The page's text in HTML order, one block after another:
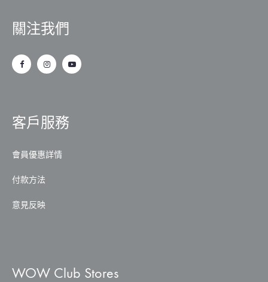
關注我們
客戶服務
會員優惠詳情
付款方法
意見反映
WOW Club Stores